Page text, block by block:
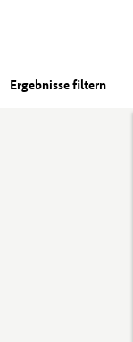
Ergebnisse filtern